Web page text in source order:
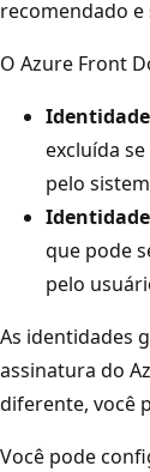
recomendado
O Azure Front
excluída
pelo
que pode
pelo
As identidades
assinatura do
diferente, você
Você pode